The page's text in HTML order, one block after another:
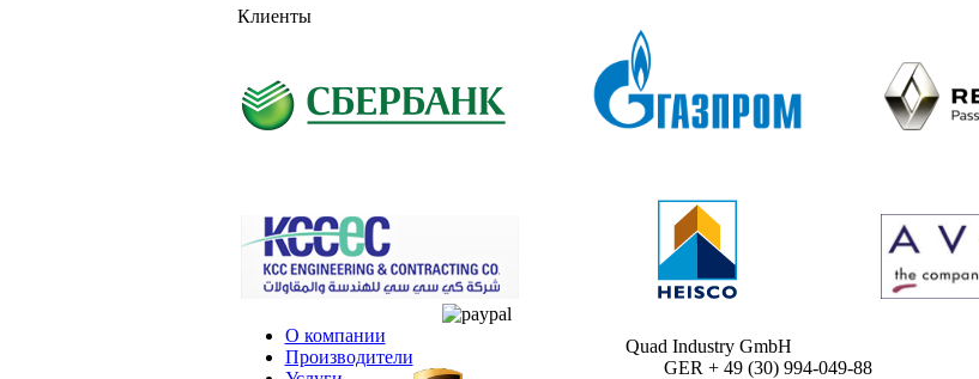
Клиенты
О компании
Производители
Quad Industry GmbH
GER + 49 (30) 994-049-88